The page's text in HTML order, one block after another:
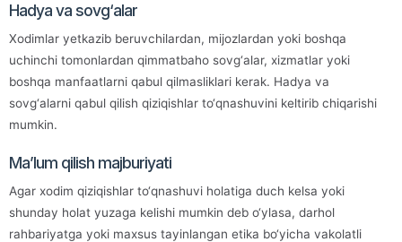
Hadya va sovg‘alar
Xodimlar yetkazib beruvchilardan, mijozlardan yoki boshqa
uchinchi tomonlardan qimmatbaho sovg‘alar, xizmatlar yoki
boshqa manfaatlarni qabul qilmasliklari kerak. Hadya va
sovg‘alarni qabul qilish qiziqishlar to‘qnashuvini keltirib chiqarishi
mumkin.
Ma’lum qilish majburiyati
Agar xodim qiziqishlar to‘qnashuvi holatiga duch kelsa yoki
shunday holat yuzaga kelishi mumkin deb o‘ylasa, darhol
rahbariyatga yoki maxsus tayinlangan etika bo‘yicha vakolatli